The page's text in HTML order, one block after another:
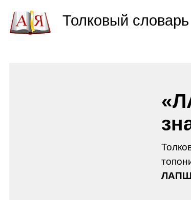
Толковый